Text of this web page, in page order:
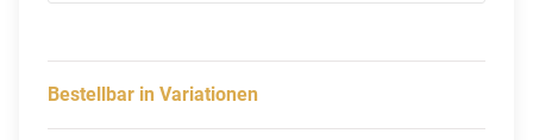
Bestellbar in Variationen